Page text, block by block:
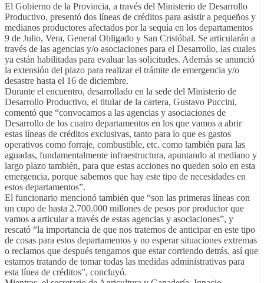
El Gobierno de la Provincia, a través del Ministerio de Desarrollo
Productivo, presentó dos líneas de créditos para asistir a pequeños y
medianos productores afectados por la sequía en los departamentos
9 de Julio, Vera, General Obligado y San Cristóbal. Se articularán a
través de las agencias y/o asociaciones para el Desarrollo, las cuales
ya están habilitadas para evaluar las solicitudes. Además se anunció
la extensión del plazo para realizar el trámite de emergencia y/o
desastre hasta el 16 de diciembre.
Durante el encuentro, desarrollado en la sede del Ministerio de
Desarrollo Productivo, el titular de la cartera, Gustavo Puccini,
comentó que “convocamos a las agencias y asociaciones de
Desarrollo de los cuatro departamentos en los que vamos a abrir
estas líneas de créditos exclusivas, tanto para lo que es gastos
operativos como forraje, combustible, etc. como también para las
aguadas, fundamentalmente infraestructura, apuntando al mediano y
largo plazo también, para que estas acciones no queden solo en esta
emergencia, porque sabemos que hay este tipo de necesidades en
estos departamentos”.
El funcionario mencionó también que “son las primeras líneas con
un cupo de hasta 2.700.000 millones de pesos por productor que
vamos a articular a través de estas agencias y asociaciones”, y
rescató “la importancia de que nos tratemos de anticipar en este tipo
de cosas para estos departamentos y no esperar situaciones extremas
o reclamos que después tengamos que estar corriendo detrás, así que
estamos tratando de tomar todas las medidas administrativas para
esta línea de créditos”, concluyó.